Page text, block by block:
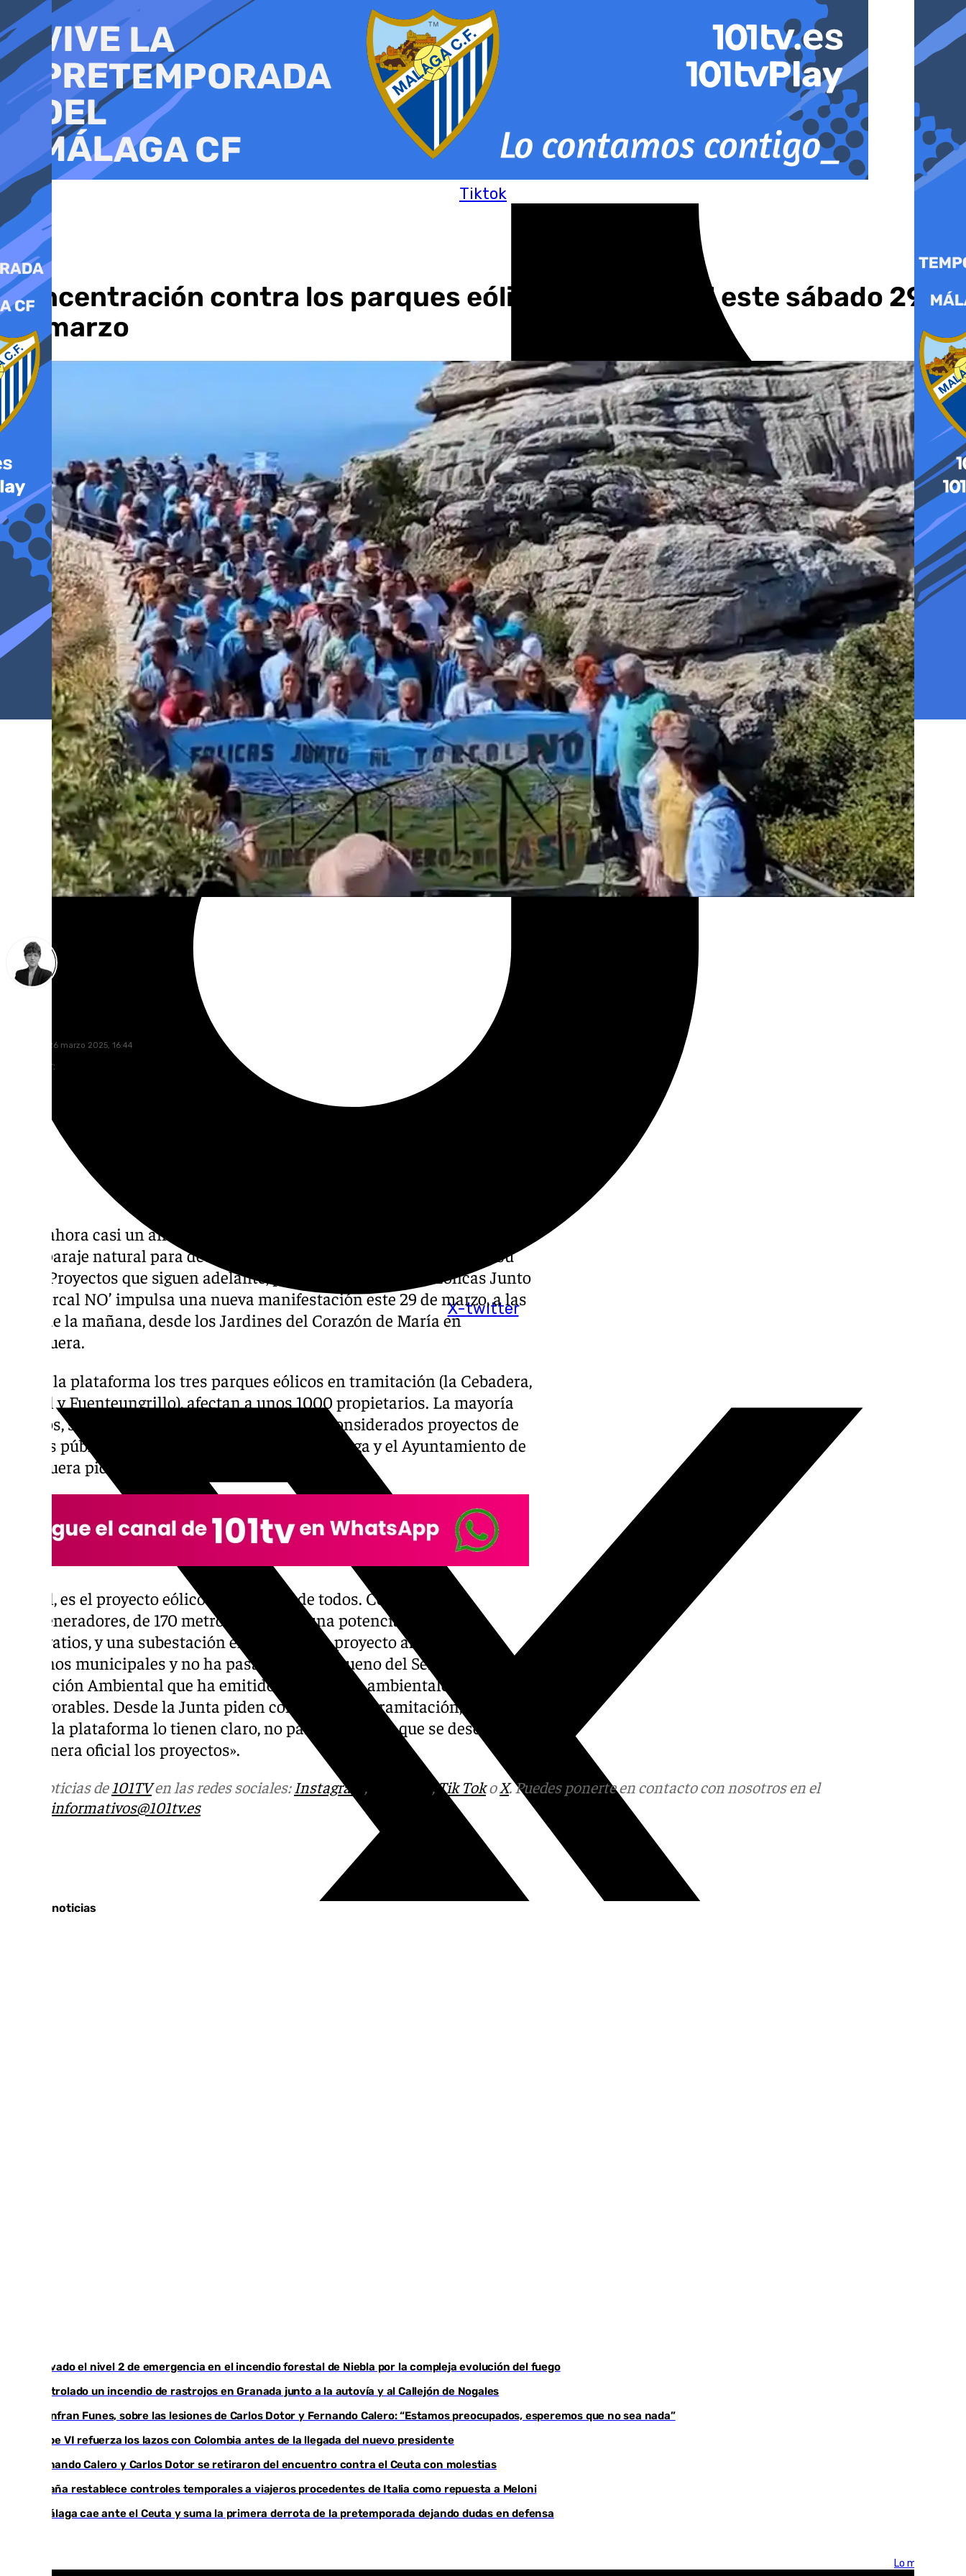
al
contenido
Tiktok
X-twitter
Concentración contra los parques eólicos en el Torcal este sábado 29
de marzo
miércoles, 26 marzo 2025, 16:44
Compartir:
Hace ahora casi un año los vecinos del Sur del Torcal se concentraban
en el paraje natural para decir no a la instalación de más eólicas en su
zona. Proyectos que siguen adelante, por eso la plataforma ‘Eólicas Junto
a el Torcal NO’ impulsa una nueva manifestación este 29 de marzo, a las
once de la mañana, desde los Jardines del Corazón de María en
Antequera.
Según la plataforma los tres parques eólicos en tramitación (la Cebadera,
Cordel y Fuenteungrillo), afectan a unos 1000 propietarios. La mayoría
de ellos, sin posibilidades de reclamar al ser considerados proyectos de
interés público, una figura que desde Asaja Málaga y el Ayuntamiento de
Antequera piden regular. »
Cordel, es el proyecto eólico más grande de todos. Con 7
aerogeneradores, de 170 metros de altura, una potencia de 43,4
megavatios, y una subestación eléctrica. Este proyecto afecta a tres
términos municipales y no ha pasado el visto bueno del Servicio de
Protección Ambiental que ha emitido dictámenes ambientales
desfavorables. Desde la Junta piden confiar en esa tramitación, pero
desde la plataforma lo tienen claro, no pararán «hasta que se desestimen
de manera oficial los proyectos».
Más noticias de101TVen las redes sociales:Instagram , ,Tik TokoX. Puedes ponerte en contacto con nosotros en el
informativos@101tv.es
Últimas noticias
Activado el nivel 2 de emergencia en el incendio forestal de Niebla por la compleja evolución del fuego
Controlado un incendio de rastrojos en Granada junto a la autovía y al Callejón de Nogales
Juanfran Funes, sobre las lesiones de Carlos Dotor y Fernando Calero: “Estamos preocupados, esperemos que no sea nada”
Felipe VI refuerza los lazos con Colombia antes de la llegada del nuevo presidente
Fernando Calero y Carlos Dotor se retiraron del encuentro contra el Ceuta con molestias
España restablece controles temporales a viajeros procedentes de Italia como repuesta a Meloni
El Málaga cae ante el Ceuta y suma la primera derrota de la pretemporada dejando dudas en defensa
Lo más visto >